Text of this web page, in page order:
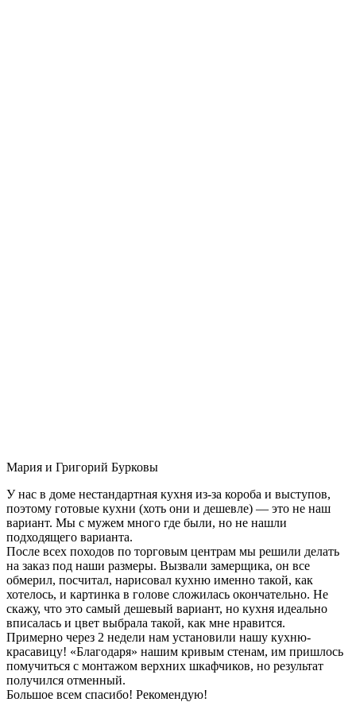
Мария и Григорий Бурковы
У нас в доме нестандартная кухня из-за короба и выступов,
поэтому готовые кухни (хоть они и дешевле) — это не наш
вариант. Мы с мужем много где были, но не нашли
подходящего варианта.
После всех походов по торговым центрам мы решили делать
на заказ под наши размеры. Вызвали замерщика, он все
обмерил, посчитал, нарисовал кухню именно такой, как
хотелось, и картинка в голове сложилась окончательно. Не
скажу, что это самый дешевый вариант, но кухня идеально
вписалась и цвет выбрала такой, как мне нравится.
Примерно через 2 недели нам установили нашу кухню-
красавицу! «Благодаря» нашим кривым стенам, им пришлось
помучиться с монтажом верхних шкафчиков, но результат
получился отменный.
Большое всем спасибо! Рекомендую!